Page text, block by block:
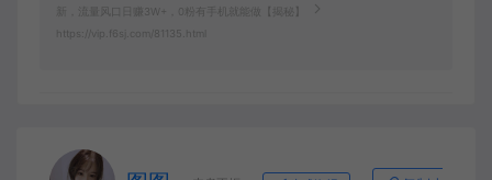
新，流量风口日赚3W+，0粉有手机就能做【揭秘】
https://vip.f6sj.com/81135.html